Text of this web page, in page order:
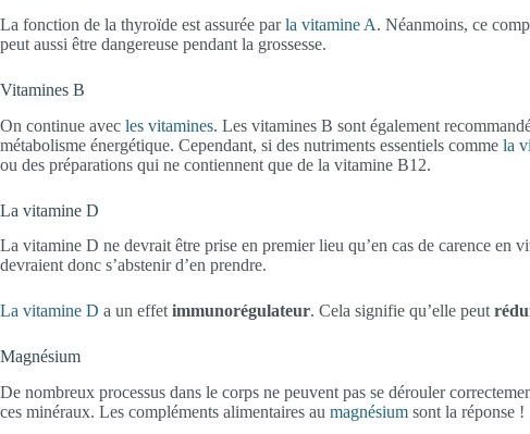
La fonction de la thyroïde est assurée parla vitamine A. Néanmoins, ce
peut aussi être dangereuse pendant la grossesse.
Vitamines B
On continue avec les vitamines. Les vitamines B sont également
métabolisme énergétique. Cependant, si des nutriments essentiels comme la
ou des préparations qui ne contiennent que de la vitamine B12.
La vitamine D
La vitamine D ne devrait être prise en premier lieu qu’en cas de carence
devraient donc s’abstenir d’en prendre.
La vitamine D a un effetimmunorégulateur. Cela signifie qu’elle peut
Magnésium
De nombreux processus dans le corps ne peuvent pas se dérouler
ces minéraux. Les compléments alimentaires au magnésium sont la réponse !